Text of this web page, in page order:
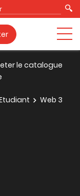
le catalogue
Web 3